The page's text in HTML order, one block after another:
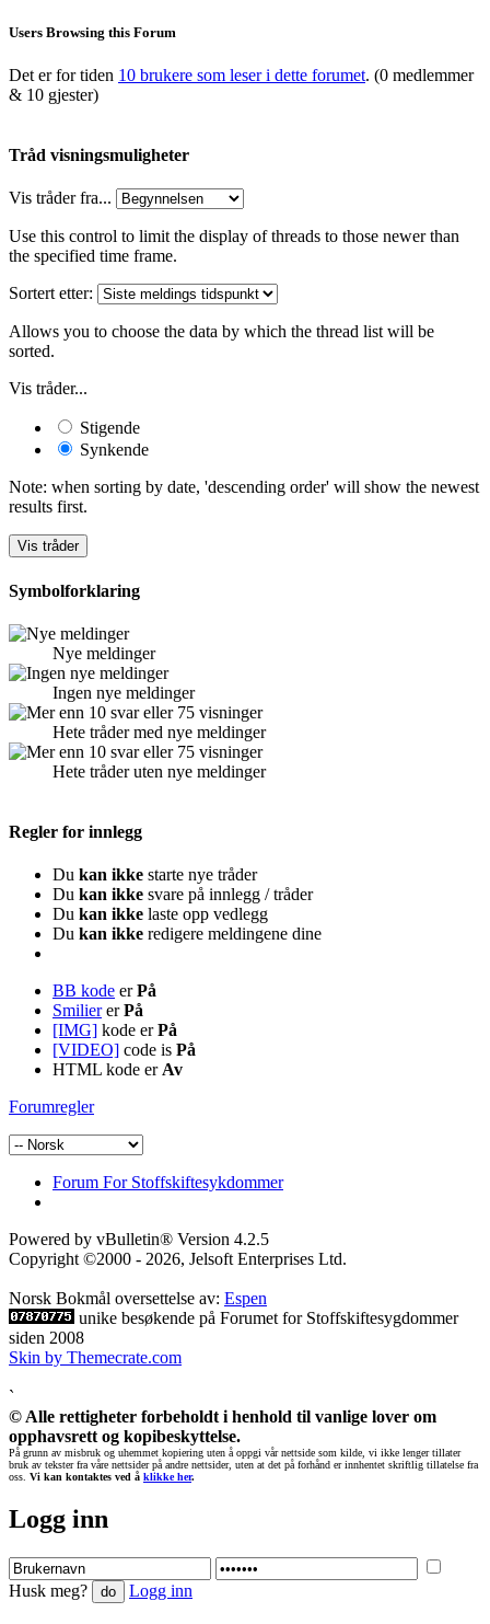
Users Browsing this Forum
Det er for tiden 10 brukere som leser i dette forumet. (0 medlemmer
& 10 gjester)
Tråd visningsmuligheter
Vis tråder fra...
Use this control to limit the display of threads to those newer than
the specified time frame.
Sortert etter:
Allows you to choose the data by which the thread list will be
sorted.
Vis tråder...
Stigende
Synkende
Note: when sorting by date, 'descending order' will show the newest
results first.
Symbolforklaring
Nye meldinger
Ingen nye meldinger
Hete tråder med nye meldinger
Hete tråder uten nye meldinger
Regler for innlegg
Du kan ikke starte nye tråder
Du kan ikke svare på innlegg / tråder
Du kan ikke laste opp vedlegg
Du kan ikke redigere meldingene dine
BB kode erPå
SmiliererPå
[IMG] kode erPå
[VIDEO] code is På
HTML kode er Av
Forumregler
Forum For Stoffskiftesykdommer
Powered by vBulletin® Version 4.2.5
Copyright ©2000 - 2026, Jelsoft Enterprises Ltd.
Norsk Bokmål oversettelse av: Espen
unike besøkende på Forumet for Stoffskiftesygdommer
siden 2008
Skin by Themecrate.com
`
© Alle rettigheter forbeholdt i henhold til vanlige lover om
opphavsrett og kopibeskyttelse.
På grunn av misbruk og uhemmet kopiering uten å oppgi vår nettside som kilde, vi ikke lenger tillater
bruk av tekster fra våre nettsider på andre nettsider, uten at det på forhånd er innhentet skriftlig tillatelse fra
oss. Vi kan kontaktes ved å klikke her.
Logg inn
Husk meg? Logg inn